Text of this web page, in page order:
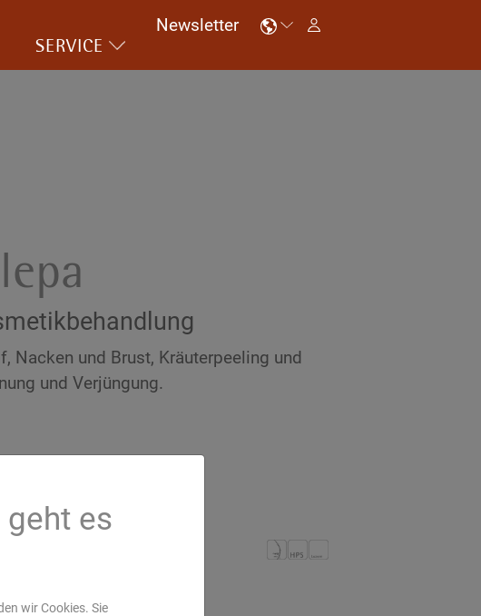
Newsletter
SERVICE
Nacken und Brust, Kräuterpeeling und
und Verjüngung.
es
wir Cookies. Sie